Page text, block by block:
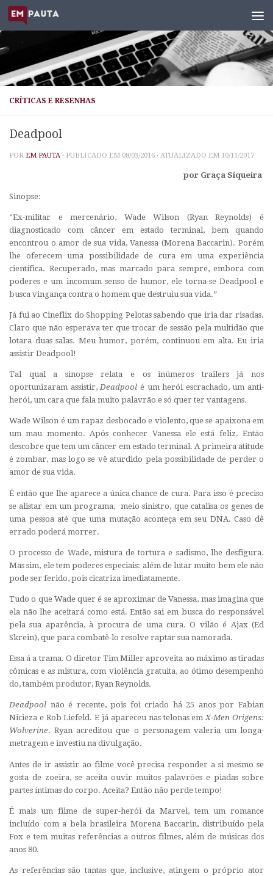
Skip to content
CRÍTICAS E RESENHAS
Deadpool
POR EM PAUTA · PUBLICADO EM 08/03/2016 · ATUALIZADO EM 10/11/2017
por Graça Siqueira
Sinopse:
“Ex-militar e mercenário, Wade Wilson (Ryan Reynolds) é
diagnosticado com câncer em estado terminal, bem quando
encontrou o amor de sua vida, Vanessa (Morena Baccarin). Porém
lhe oferecem uma possibilidade de cura em uma experiência
científica. Recuperado, mas marcado para sempre, embora com
poderes e um incomum senso de humor, ele torna-se Deadpool e
busca vingança contra o homem que destruiu sua vida.”
Já fui ao Cineflix do Shopping Pelotas sabendo que iria dar risadas.
Claro que não esperava ter que trocar de sessão pela multidão que
lotara duas salas. Meu humor, porém, continuou em alta. Eu iria
assistir Deadpool!
Tal qual a sinopse relata e os inúmeros trailers já nos
oportunizaram assistir,Deadpool é um herói escrachado, um anti-
herói, um cara que fala muito palavrão e só quer ter vantagens.
Wade Wilson é um rapaz desbocado e violento, que se apaixona em
um mau momento. Após conhecer Vanessa ele está feliz. Então
descobre que tem um câncer em estado terminal. A primeira atitude
é zombar, mas logo se vê aturdido pela possibilidade de perder o
amor de sua vida.
É então que lhe aparece a única chance de cura. Para isso é preciso
se alistar em um programa, meio sinistro, que catalisa os genes de
uma pessoa até que uma mutação aconteça em seu DNA. Caso dê
errado poderá morrer.
O processo de Wade, mistura de tortura e sadismo, lhe desfigura.
Mas sim, ele tem poderes especiais: além de lutar muito bem ele não
pode ser ferido, pois cicatriza imediatamente.
Tudo o que Wade quer é se aproximar de Vanessa, mas imagina que
ela não lhe aceitará como está. Então sai em busca do responsável
pela sua aparência, à procura de uma cura. O vilão é Ajax (Ed
Skrein), que para combatê-lo resolve raptar sua namorada.
Essa á a trama. O diretor Tim Miller aproveita ao máximo as tiradas
cômicas e as mistura, com violência gratuita, ao ótimo desempenho
do, também produtor, Ryan Reynolds.
Deadpool não é recente, pois foi criado há 25 anos por Fabian
Nicieza e Rob Liefeld. E já apareceu nas telonas emX-Men Origens:
Wolverine. Ryan acreditou que o personagem valeria um longa-
metragem e investiu na divulgação.
Antes de ir assistir ao filme você precisa responder a si mesmo se
gosta de zoeira, se aceita ouvir muitos palavrões e piadas sobre
partes íntimas do corpo. Aceita? Então não perde tempo!
É mais um filme de super-herói da Marvel, tem um romance
incluído com a bela brasileira Morena Baccarin, distribuído pela
Fox e tem muitas referências a outros filmes, além de músicas dos
anos 80.
As referências são tantas que, inclusive, atingem o próprio ator